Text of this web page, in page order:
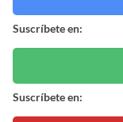
Suscríbete en:
Suscríbete en: